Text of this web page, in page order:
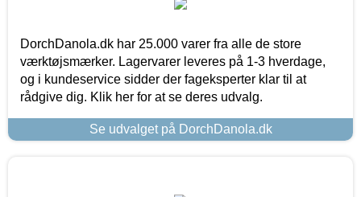
DorchDanola.dk har 25.000 varer fra alle de store
værktøjsmærker. Lagervarer leveres på 1-3 hverdage,
og i kundeservice sidder der fageksperter klar til at
rådgive dig. Klik her for at se deres udvalg.
Se udvalget på DorchDanola.dk